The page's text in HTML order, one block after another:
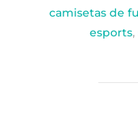
camisetas de
esports,